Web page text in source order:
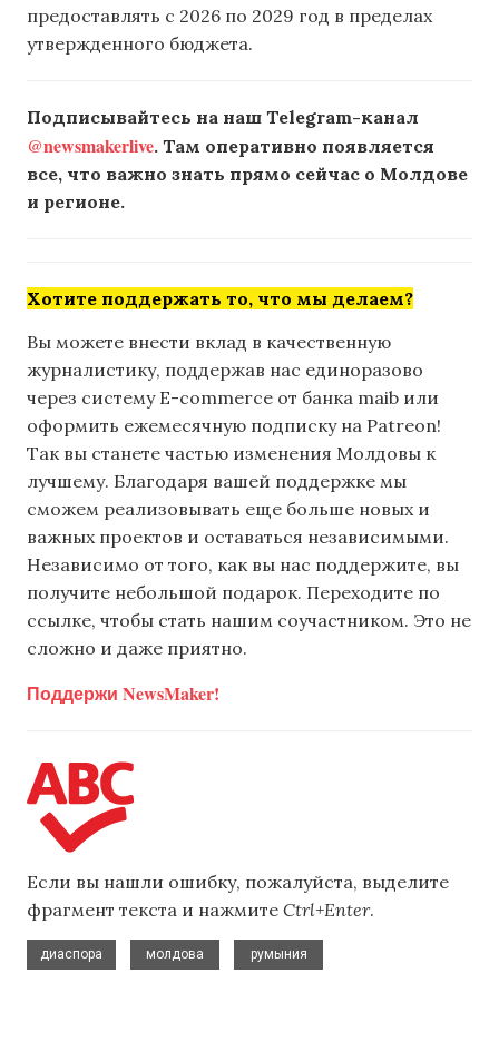
предоставлять с 2026 по 2029 год в пределах
утвержденного бюджета.
Подписывайтесь на наш Telegram-канал
@newsmakerlive. Там оперативно появляется
все, что важно знать прямо сейчас о Молдове
и регионе.
Хотите поддержать то, что мы делаем?
Вы можете внести вклад в качественную
журналистику, поддержав нас единоразово
через систему E-commerce от банка maib или
оформить ежемесячную подписку на Patreon!
Так вы станете частью изменения Молдовы к
лучшему. Благодаря вашей поддержке мы
сможем реализовывать еще больше новых и
важных проектов и оставаться независимыми.
Независимо от того, как вы нас поддержите, вы
получите небольшой подарок. Переходите по
ссылке, чтобы стать нашим соучастником. Это не
сложно и даже приятно.
Поддержи NewsMaker!
Если вы нашли ошибку, пожалуйста, выделите
фрагмент текста и нажмите Ctrl+Enter.
диаспора
молдова
румыния